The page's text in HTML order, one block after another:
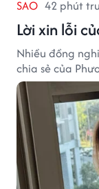
SAO 42 phút
Lời xin lỗi
Nhiều đồng
chia sẻ của